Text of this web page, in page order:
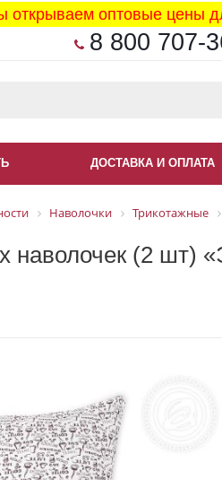
открываем оптовые цены
8 800 707-
ДОСТАВКА И ОПЛАТА
Наволочки Трикотажные
наволочек (2 шт)